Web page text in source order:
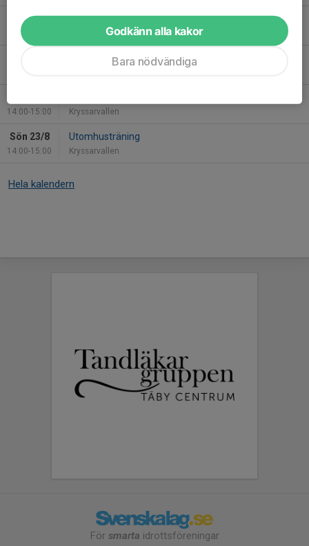
Lör 15/8
09:00-10:00
Match mot IFK Stocksund
Näsbydal 115
Kvarterscupen IK Frej
14:00-15:00 Kryssarvallen
Sön 23/8
14:00-15:00
Utomhusträning
Kryssarvallen
Hela kalendern
För smarta idrottsföreningar
Godkänn alla kakor
Bara nödvändiga